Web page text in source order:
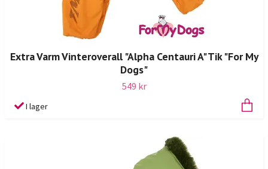
Extra Varm Vinteroverall "Alpha Centauri A" Tik "For My
Dogs"
549 kr
I lager